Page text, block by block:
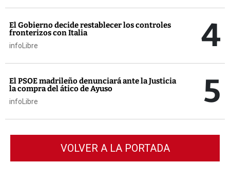
El Gobierno decide restablecer los controles
fronterizos con Italia
infoLibre 4
El PSOE madrileño denunciará ante la Justicia
la compra del ático de Ayuso
infoLibre 5
VOLVER A LA PORTADA